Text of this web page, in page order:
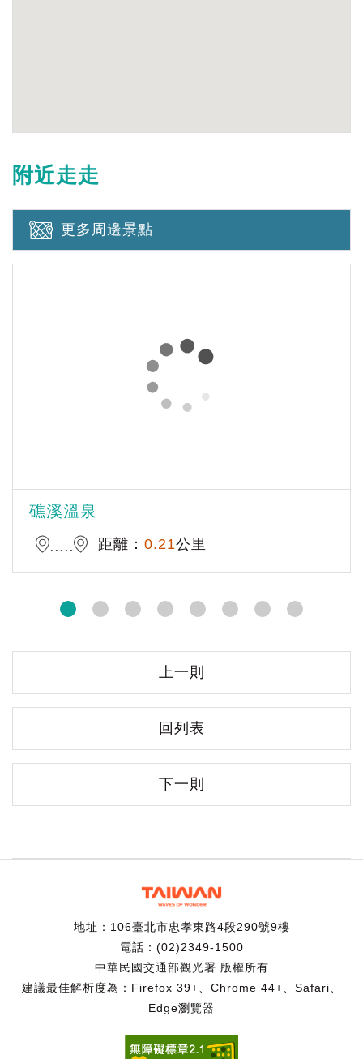
附近走走
更多周邊景點
礁溪溫泉
距離： 0.21公里
上一則
回列表
下一則
地址：106臺北市忠孝東路4段290號9樓
電話：(02)2349-1500
中華民國交通部觀光署 版權所有
建議最佳解析度為：Firefox 39+、Chrome 44+、Safari、
Edge瀏覽器